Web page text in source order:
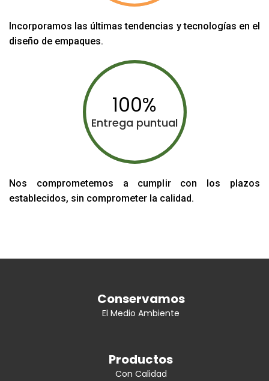
Incorporamos las últimas tendencias y tecnologías en el
diseño de empaques.
100
Entrega puntual
Nos comprometemos a cumplir con los plazos
establecidos, sin comprometer la calidad.
Conservamos
El Medio Ambiente
Productos
Con Calidad